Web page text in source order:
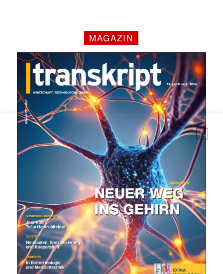
Mit dem |transkript-Newsletter
jede Woche aktuell informiert.
E-
Mail
(erforderlich)
MAGAZIN